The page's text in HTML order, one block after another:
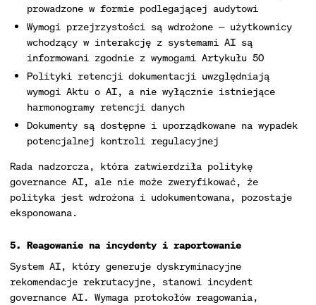
prowadzone w formie podlegającej audytowi
Wymogi przejrzystości są wdrożone — użytkownicy
wchodzący w interakcję z systemami AI są
informowani zgodnie z wymogami Artykułu 50
Polityki retencji dokumentacji uwzględniają
wymogi Aktu o AI, a nie wyłącznie istniejące
harmonogramy retencji danych
Dokumenty są dostępne i uporządkowane na wypadek
potencjalnej kontroli regulacyjnej
Rada nadzorcza, która zatwierdziła politykę
governance AI, ale nie może zweryfikować, że
polityka jest wdrożona i udokumentowana, pozostaje
eksponowana.
5. Reagowanie na incydenty i raportowanie
System AI, który generuje dyskryminacyjne
rekomendacje rekrutacyjne, stanowi incydent
governance AI. Wymaga protokołów reagowania,